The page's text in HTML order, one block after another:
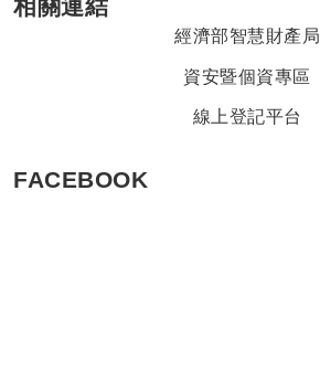
相關連結
經濟部智慧財產局
資安暨個資專區
線上登記平台
FACEBOOK